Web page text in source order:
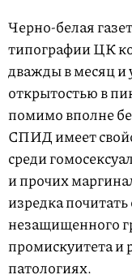
Черно-белая
типографии ЦК
дважды в месяц и
открытостью в
помимо вполне
СПИД имеет
среди
и прочих
изредка
незащищенного
промискуитета и
патологиях.